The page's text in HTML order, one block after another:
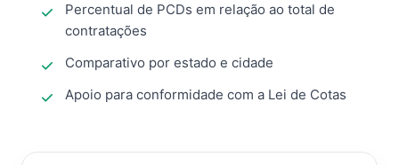
Percentual de PCDs em relação ao total de
contratações
Comparativo por estado e cidade
Apoio para conformidade com a Lei de Cotas